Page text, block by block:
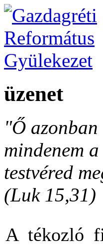
üzenet
"Ő
mindenem
testvéred
(Luk 15,31)
A tékozló